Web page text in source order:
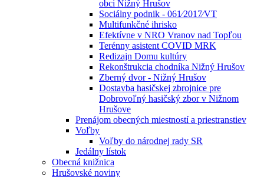
obci Nižný Hrušov
Sociálny podnik - 061⁄2017⁄VT
Multifunkčné ihrisko
Efektívne v NRO Vranov nad Topľou
Terénny asistent COVID MRK
Redizajn Domu kultúry
Rekonštrukcia chodníka Nižný Hrušov
Zberný dvor - Nižný Hrušov
Dostavba hasičskej zbrojnice pre
Dobrovoľný hasičský zbor v Nižnom
Hrušove
Prenájom obecných miestností a priestranstiev
Voľby
Voľby do národnej rady SR
Jedálny lístok
Obecná knižnica
Hrušovské noviny